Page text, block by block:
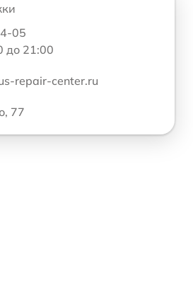
05
до 21:00
repair-center.ru
77